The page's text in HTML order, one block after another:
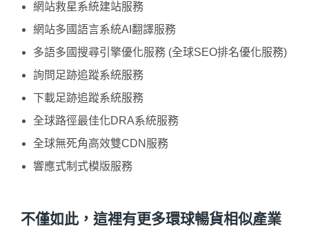
網站救星系統建站服務
網站多國語言系統AI翻譯服務
多語多國搜尋引擎優化服務 (全球SEO排名優化服務)
詢問足跡追蹤系統服務
下載足跡追蹤系統服務
全球路徑最佳化DRA系統服務
全球無死角高效雙CDN服務
響應式制式模版服務
不僅如此，這裡有更多環球暢貨相似產業